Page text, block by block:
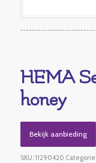
HEMA
honey
Bekijk aanbieding
SKU:11290420 Categorie: